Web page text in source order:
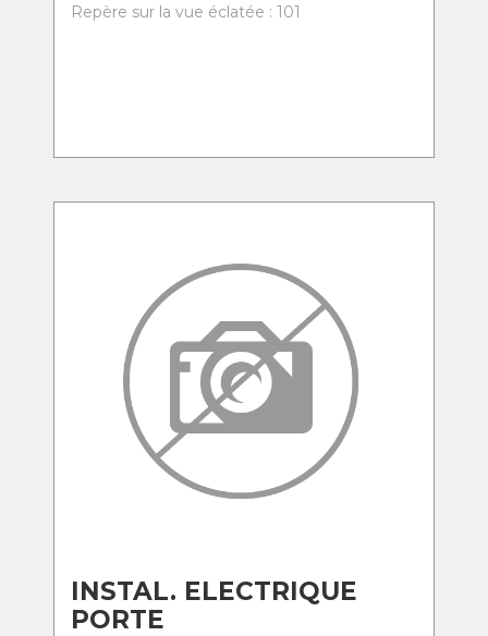
Repère sur la vue éclatée : 101
INSTAL. ELECTRIQUE
PORTE